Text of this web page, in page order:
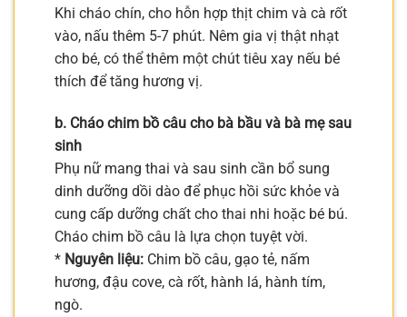
Khi cháo chín, cho hỗn hợp thịt chim và cà rốt
vào, nấu thêm 5-7 phút. Nêm gia vị thật nhạt
cho bé, có thể thêm một chút tiêu xay nếu bé
thích để tăng hương vị.
b. Cháo chim bồ câu cho bà bầu và bà mẹ sau
sinh
Phụ nữ mang thai và sau sinh cần bổ sung
dinh dưỡng dồi dào để phục hồi sức khỏe và
cung cấp dưỡng chất cho thai nhi hoặc bé bú.
Cháo chim bồ câu là lựa chọn tuyệt vời.
* Nguyên liệu: Chim bồ câu, gạo tẻ, nấm
hương, đậu cove, cà rốt, hành lá, hành tím,
ngò.